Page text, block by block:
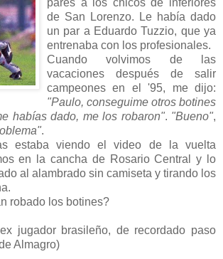
de San Lorenzo. Le había dado
un par a Eduardo Tuzzio, que ya
entrenaba con los profesionales.
Cuando volvimos de las
vacaciones después de salir
campeones en el '95, me dijo:
"Paulo, conseguime otros botines
habías dado, me los robaron". "Bueno",
.
estaba viendo el video de la vuelta
en la cancha de Rosario Central y lo
al alambrado sin camiseta y tirando los
robado los botines?
jugador brasileño, de recordado paso
Almagro)